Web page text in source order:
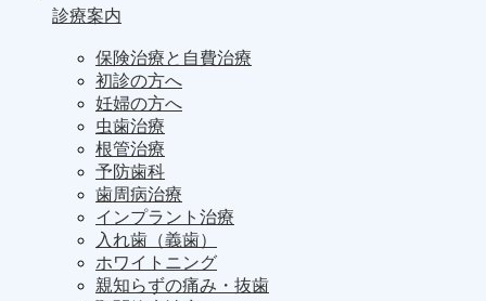
診療案内
保険治療と自費治療
初診の方へ
妊婦の方へ
虫歯治療
根管治療
予防歯科
歯周病治療
インプラント治療
入れ歯（義歯）
ホワイトニング
親知らずの痛み・抜歯